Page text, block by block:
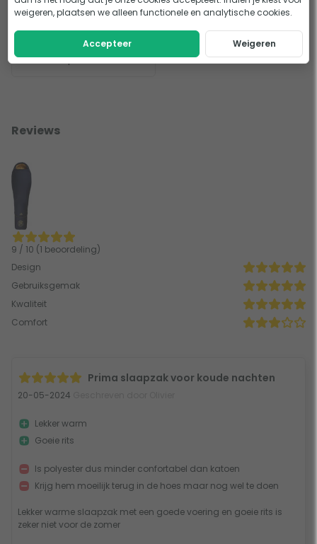
Slaapzakken
Reviews
9 / 10 (1 beoordeling)
Design
Gebruiksgemak
Kwaliteit
Comfort
Prima slaapzak voor koude nachten
20-05-2024
Lekker warme slaapzak met een goede voering en goeie rits is
zeker niet voor de zomer
Lekker warm
Goeie rits
Is polyester dus minder confortabel dan katoen
Krijg hem moeilijk terug in de hoes maar nog wel te doen
weigeren, plaatsen we alleen functionele en analytische cookies.
Accepteer Weigeren